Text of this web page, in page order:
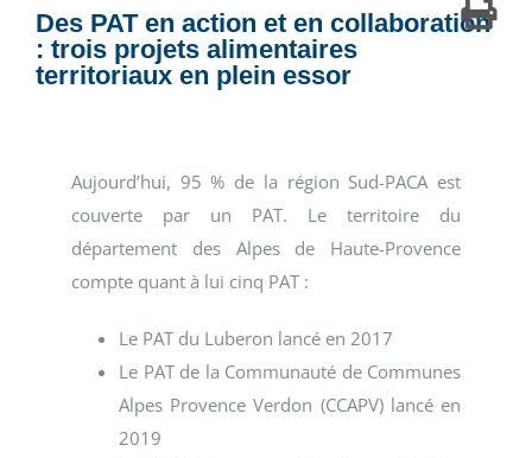
Des PAT en action et en collaboration
: trois projets alimentaires
territoriaux en plein essor
Aujourd’hui, 95 % de la région Sud-PACA est
couverte par un PAT. Le territoire du
département des Alpes de Haute-Provence
compte quant à lui cinq PAT :
Le PAT du Luberon lancé en 2017
Le PAT de la Communauté de Communes
Alpes Provence Verdon (CCAPV) lancé en
2019